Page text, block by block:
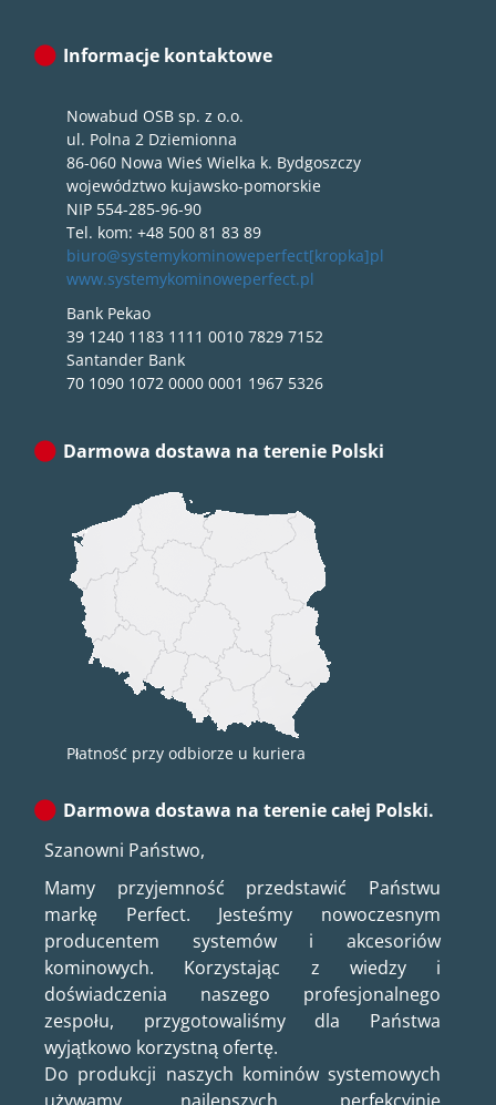
Informacje kontaktowe
Nowabud OSB sp. z o.o.
ul. Polna 2 Dziemionna
86-060 Nowa Wieś Wielka k. Bydgoszczy
województwo kujawsko-pomorskie
NIP 554-285-96-90
Tel. kom: +48 500 81 83 89
biuro@systemykominoweperfect[kropka]pl
www.systemykominoweperfect.pl
Bank Pekao
39 1240 1183 1111 0010 7829 7152
Santander Bank
70 1090 1072 0000 0001 1967 5326
Darmowa dostawa na terenie Polski
Płatność przy odbiorze u kuriera
Darmowa dostawa na terenie całej Polski.
Szanowni Państwo,
Mamy przyjemność przedstawić Państwu
markę Perfect. Jesteśmy nowoczesnym
producentem systemów i akcesoriów
kominowych. Korzystając z wiedzy i
doświadczenia naszego profesjonalnego
zespołu, przygotowaliśmy dla Państwa
wyjątkowo korzystną ofertę.
Do produkcji naszych kominów systemowych